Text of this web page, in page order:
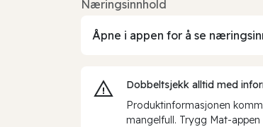
Næringsinnhold
Åpne i appen for å se
Dobbeltsjekk alltid med
Produktinformasjonen
mangelfull. Trygg Mat-